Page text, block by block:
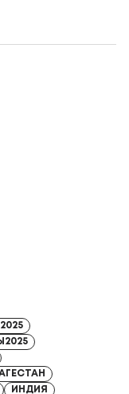
ИНДИЯ